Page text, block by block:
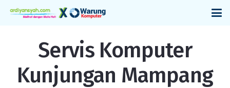
Servis Komputer
Kunjungan Mampang